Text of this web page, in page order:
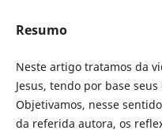
Resumo
Neste artigo tratamos da
Jesus, tendo por base
Objetivamos, nesse
da referida autora, os